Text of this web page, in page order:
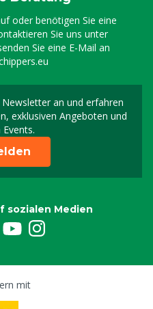
oder benötigen Sie eine
Sie uns unter
Sie eine E-Mail an
an und erfahren
exklusiven Angeboten und
Melden Sie sich für
sozialen Medien
mit